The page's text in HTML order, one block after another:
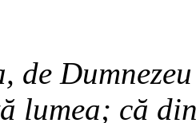
de
lumea; că